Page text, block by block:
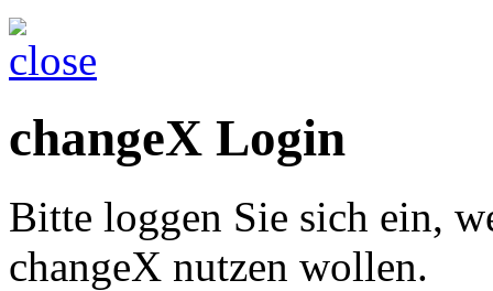
changeX Login
Bitte loggen Sie sich ein,
changeX nutzen wollen.